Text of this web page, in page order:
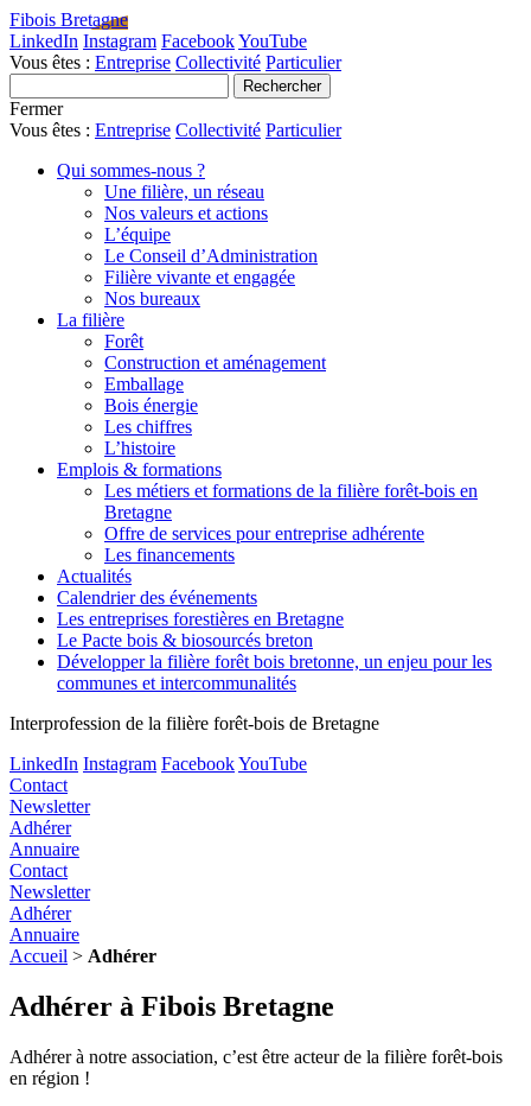
Fibois Bretagne
LinkedIn Instagram FacebookYouTube
Vous êtes : Entreprise Collectivité Particulier
Fermer
Vous êtes : Entreprise Collectivité Particulier
Qui sommes-nous ?
Une filière, un réseau
Nos valeurs et actions
L’équipe
Le Conseil d’Administration
Filière vivante et engagée
Nos bureaux
La filière
Forêt
Construction et aménagement
Emballage
Bois énergie
Les chiffres
L’histoire
Emplois & formations
Les métiers et formations de la filière forêt-bois en
Bretagne
Offre de services pour entreprise adhérente
Les financements
Actualités
Calendrier des événements
Les entreprises forestières en Bretagne
Le Pacte bois & biosourcés breton
Développer la filière forêt bois bretonne, un enjeu pour les
communes et intercommunalités
Interprofession de la filière forêt-bois de Bretagne
LinkedIn Instagram FacebookYouTube
Contact
Newsletter
Adhérer
Annuaire
Contact
Newsletter
Adhérer
Annuaire
Accueil > Adhérer
Adhérer à Fibois Bretagne
Adhérer à notre association, c’est être acteur de la filière forêt-bois
en région !